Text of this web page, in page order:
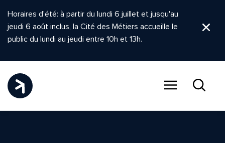
Horaires d'été: à partir du lundi 6 juillet et jusqu'au
jeudi 6 août inclus, la Cité des Métiers accueille le
public du lundi au jeudi entre 10h et 13h.